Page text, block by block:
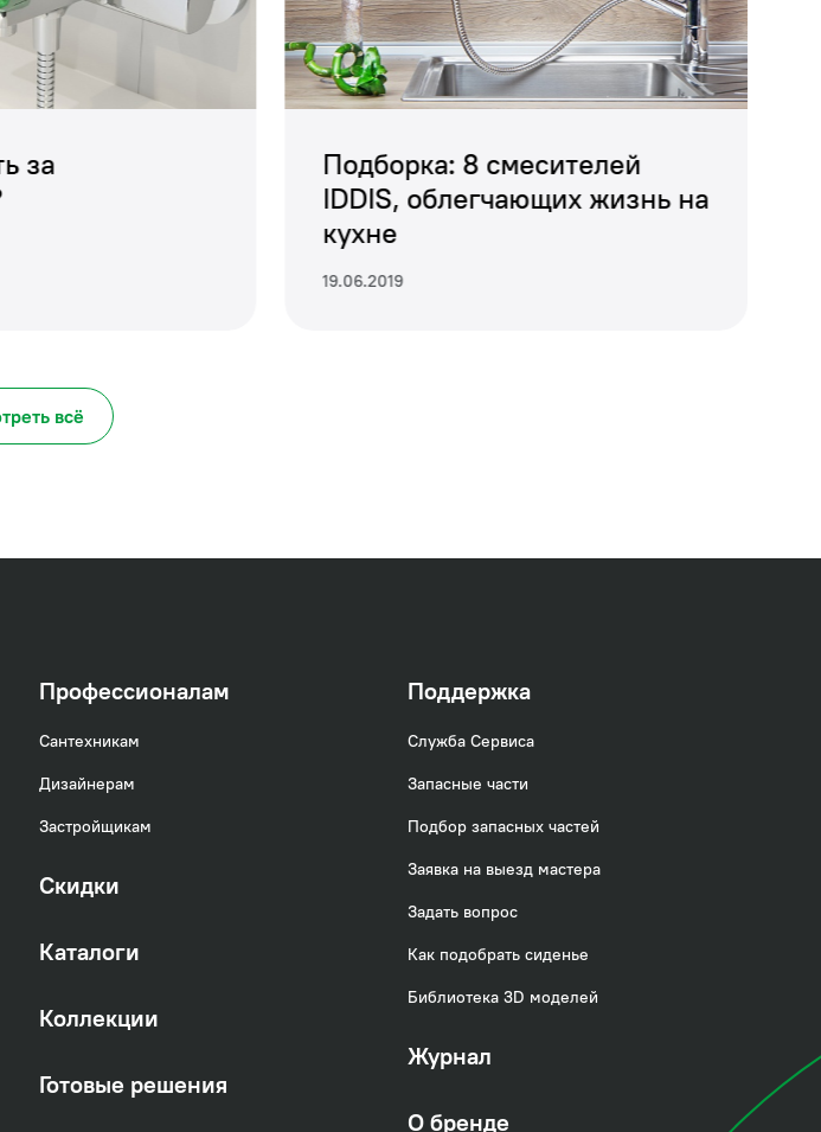
серия.
обращается меньше внимания, хотя именно
Многие не знают, что при покупке
на то, как долго прослужит ванна.
за
Подборка: 8 смесителей
IDDIS, облегчающих жизнь на
кухне
19.06.2019
всё
Профессионалам
Сантехникам
Дизайнерам
Застройщикам
Скидки
Каталоги
Коллекции
Готовые решения
Поддержка
Служба Сервиса
Запасные части
Подбор запасных частей
Заявка на выезд мастера
Задать вопрос
Как подобрать сиденье
Библиотека 3D моделей
Журнал
О бренде